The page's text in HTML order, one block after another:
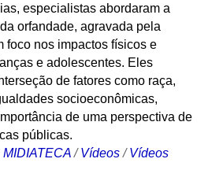
especialistas abordaram a
orfandade, agravada pela
foco nos impactos físicos e
e adolescentes. Eles
de fatores como raça,
socioeconômicas,
de uma perspectiva de
públicas.
MIDIATECA /Vídeos /Vídeos